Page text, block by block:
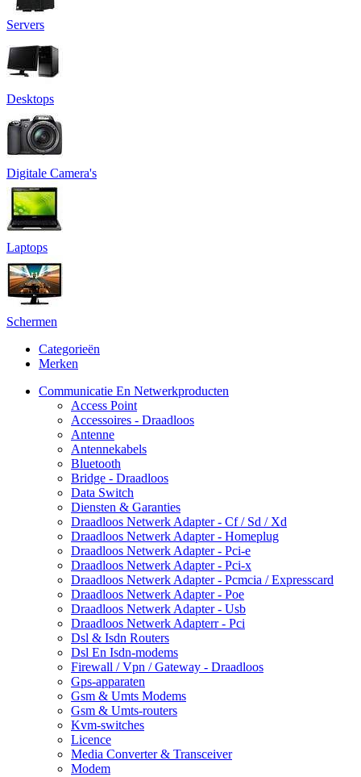
Servers
Desktops
Digitale Camera's
Laptops
Schermen
Categorieën
Merken
Communicatie En Netwerkproducten
Access Point
Accessoires - Draadloos
Antenne
Antennekabels
Bluetooth
Bridge - Draadloos
Data Switch
Diensten & Garanties
Draadloos Netwerk Adapter - Cf / Sd / Xd
Draadloos Netwerk Adapter - Homeplug
Draadloos Netwerk Adapter - Pci-e
Draadloos Netwerk Adapter - Pci-x
Draadloos Netwerk Adapter - Pcmcia / Expresscard
Draadloos Netwerk Adapter - Poe
Draadloos Netwerk Adapter - Usb
Draadloos Netwerk Adapterr - Pci
Dsl & Isdn Routers
Dsl En Isdn-modems
Firewall / Vpn / Gateway - Draadloos
Gps-apparaten
Gsm & Umts Modems
Gsm & Umts-routers
Kvm-switches
Licence
Media Converter & Transceiver
Modem